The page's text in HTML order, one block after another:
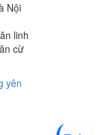
Nội
linh
cừ
yên